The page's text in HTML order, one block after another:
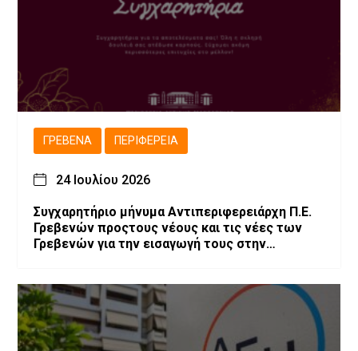
ΓΡΕΒΕΝΆ ΠΕΡΙΦΈΡΕΙΑ
24 Ιουλίου 2026
Συγχαρητήριο μήνυμα Αντιπεριφερειάρχη Π.Ε.
Γρεβενών προςτους νέους και τις νέες των
Γρεβενών για την εισαγωγή τους στην